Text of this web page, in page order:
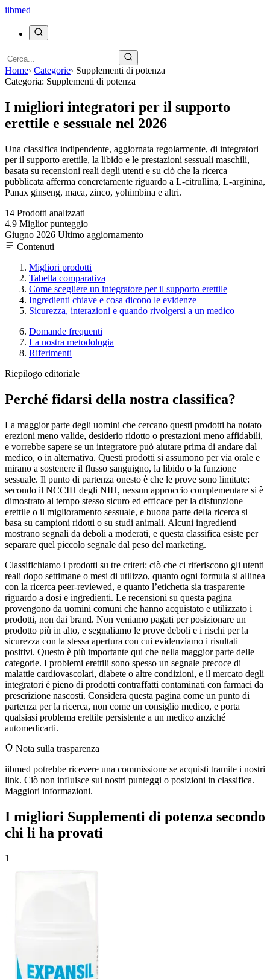
iibmed
Home› Categorie› Supplementi di potenza
Categoria: Supplementi di potenza
I migliori integratori per il supporto
erettile e sessuale nel 2026
Una classifica indipendente, aggiornata regolarmente, di integratori
per il supporto erettile, la libido e le prestazioni sessuali maschili,
basata su recensioni reali degli utenti e su ciò che la ricerca
pubblicata afferma concretamente riguardo a L-citrullina, L-arginina,
Panax ginseng, maca, zinco, yohimbina e altri.
14 Prodotti analizzati
4.9 Miglior punteggio
Giugno 2026 Ultimo aggiornamento
Contenuti
Migliori prodotti
Tabella comparativa
Come scegliere un integratore per il supporto erettile
Ingredienti chiave e cosa dicono le evidenze
Sicurezza, interazioni e quando rivolgersi a un medico
Domande frequenti
La nostra metodologia
Riferimenti
Riepilogo editoriale
Perché fidarsi della nostra classifica?
La maggior parte degli uomini che cercano questi prodotti ha notato
erezioni meno valide, desiderio ridotto o prestazioni meno affidabili,
e vorrebbe sapere se un integratore può aiutare prima di andare dal
medico, o in alternativa. Questi prodotti si assumono per via orale e
mirano a sostenere il flusso sanguigno, la libido o la funzione
sessuale. Il punto di partenza onesto è che le prove sono limitate:
secondo il NCCIH degli NIH, nessun approccio complementare si è
dimostrato al tempo stesso sicuro ed efficace per la disfunzione
erettile o il miglioramento sessuale, e buona parte della ricerca si
basa su campioni ridotti o su studi animali. Alcuni ingredienti
mostrano segnali da deboli a moderati, e questa classifica esiste per
separare quel piccolo segnale dal peso del marketing.
Classifichiamo i prodotti su tre criteri: ciò che ci riferiscono gli utenti
reali dopo settimane o mesi di utilizzo, quanto ogni formula si allinea
con la ricerca peer-reviewed, e quanto l’etichetta sia trasparente
riguardo a dosi e ingredienti. Le recensioni su questa pagina
provengono da uomini comuni che hanno acquistato e utilizzato i
prodotti, non dai brand. Non veniamo pagati per posizionare un
prodotto più in alto, e segnaliamo le prove deboli e i rischi per la
sicurezza con la stessa apertura con cui evidenziamo i risultati
positivi. Questo è più importante qui che nella maggior parte delle
categorie. I problemi erettili sono spesso un segnale precoce di
malattie cardiovascolari, diabete o altre condizioni, e il mercato degli
integratori è pieno di prodotti contraffatti contaminati con farmaci da
prescrizione nascosti. Considera questa pagina come un punto di
partenza per la ricerca, non come un consiglio medico, e porta
qualsiasi problema erettile persistente a un medico anziché
automedicarti.
Nota sulla trasparenza
iibmed potrebbe ricevere una commissione se acquisti tramite i nostri
link. Ciò non influisce sui nostri punteggi o posizioni in classifica.
Maggiori informazioni.
I migliori Supplementi di potenza secondo
chi li ha provati
1